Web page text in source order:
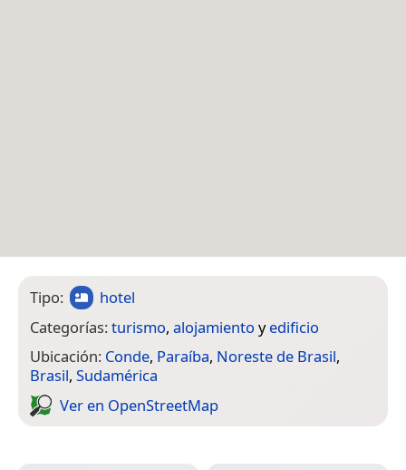
Tipo:
hotel
Categorías:turismo, alojamiento yedificio
Ubicación: Conde, Paraíba, Noreste de Brasil,
Brasil, Sudamérica
Ver en Open­Street­Map